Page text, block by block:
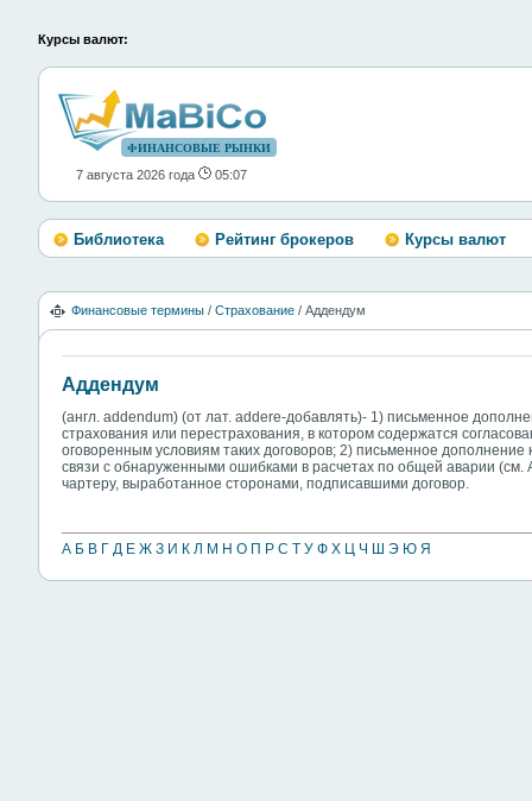
Курсы валют:
ФИНАНСОВЫЕ РЫНКИ
7 августа 2026 года 05:07
Библиотека Рейтинг брокеров Курсы валют
Финансовые термины / Страхование / Аддендум
Аддендум
(англ. addendum) (от лат. addere-добавлять)- 1) письменное
страхования или перестрахования, в котором содержатся
оговоренным условиям таких договоров; 2) письменное
связи с обнаруженными ошибками в расчетах по общей аварии (см.
чартеру, выработанное сторонами, подписавшими договор.
А Б В Г Д Е Ж З И К Л М Н О П Р С Т У Ф Х Ц Ч Ш Э Ю Я